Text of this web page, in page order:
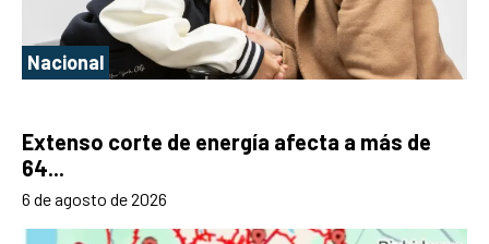
Nacional
Extenso corte de energía afecta a más de
64...
6 de agosto de 2026